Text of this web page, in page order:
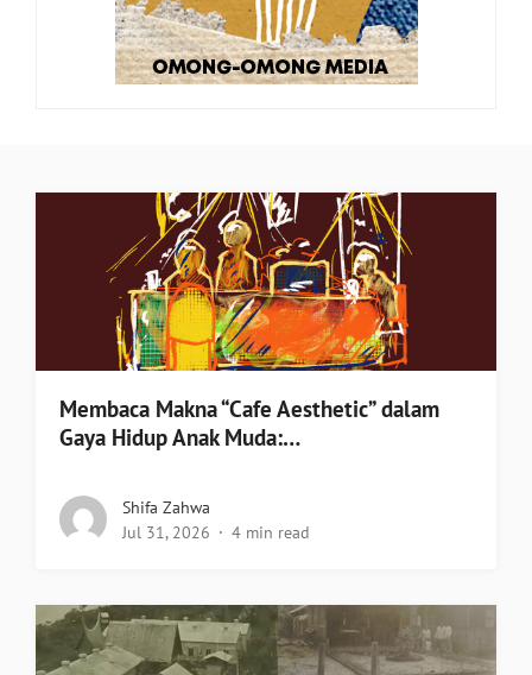
Membaca Makna “Cafe Aesthetic” dalam
Gaya Hidup Anak Muda:…
Shifa Zahwa
Jul 31, 2026
4 min read